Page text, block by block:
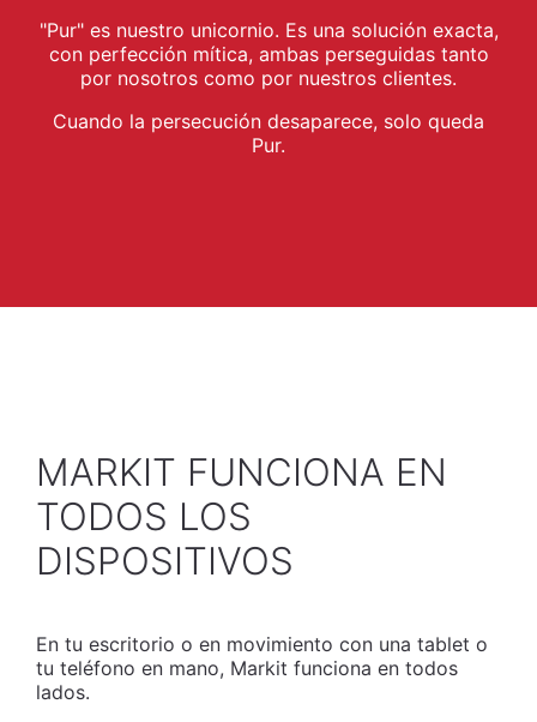
"Pur" es nuestro unicornio. Es una solución exacta,
con perfección mítica, ambas perseguidas tanto
por nosotros como por nuestros clientes.
Cuando la persecución desaparece, solo queda
Pur.
MARKIT FUNCIONA EN
TODOS LOS
DISPOSITIVOS
En tu escritorio o en movimiento con una tablet o
tu teléfono en mano, Markit funciona en todos
lados.